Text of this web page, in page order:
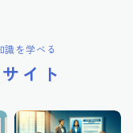
識を学べる
イト